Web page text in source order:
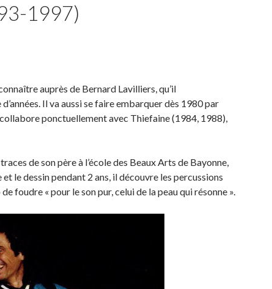
1997)
auprès de Bernard Lavilliers, qu’il
Il va aussi se faire embarquer dès 1980 par
ponctuellement avec Thiefaine (1984, 1988),
de son père à l’école des Beaux Arts de Bayonne,
le dessin pendant 2 ans, il découvre les percussions
foudre « pour le son pur, celui de la peau qui résonne ».